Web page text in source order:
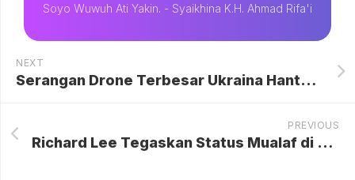
Soyo Wuwuh Ati Yakin. - Syaikhina K.H. Ahmad Rifa'i
NEXT
Serangan Drone Terbesar Ukraina Hantam Moskow, Kilang Minyak Terbakar
PREVIOUS
Richard Lee Tegaskan Status Mualaf di Hadapan Hakim, Kuatkan Keyakinan di Tengah Tuduhan Pencitraan